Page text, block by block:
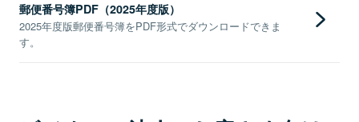
郵便番号簿PDF（2025年度版）
2025年度版郵便番号簿をPDF形式でダウンロードできま
す。